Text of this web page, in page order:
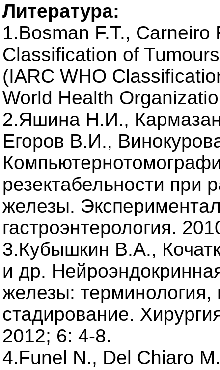
Литература:
1.Bosman F.T.,
Classification of
(IARC WHO
World Health
2.Яшина Н.И.,
Егоров В.И.,
резектабельности при
железы.
гастроэнтерология.
3.Кубышкин В.А.,
и др.
железы: терминология,
стадирование.
2012; 6: 4-8.
4.Funel N., Del Chiaro